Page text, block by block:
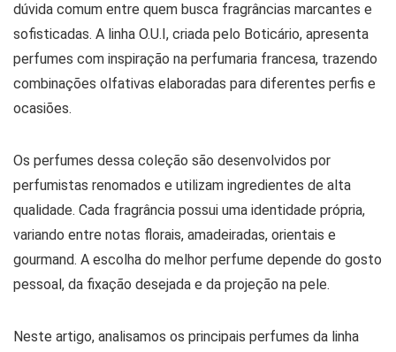
dúvida comum entre quem busca fragrâncias marcantes e
sofisticadas. A linha O.U.I, criada pelo Boticário, apresenta
perfumes com inspiração na perfumaria francesa, trazendo
combinações olfativas elaboradas para diferentes perfis e
ocasiões.
Os perfumes dessa coleção são desenvolvidos por
perfumistas renomados e utilizam ingredientes de alta
qualidade. Cada fragrância possui uma identidade própria,
variando entre notas florais, amadeiradas, orientais e
gourmand. A escolha do melhor perfume depende do gosto
pessoal, da fixação desejada e da projeção na pele.
Neste artigo, analisamos os principais perfumes da linha